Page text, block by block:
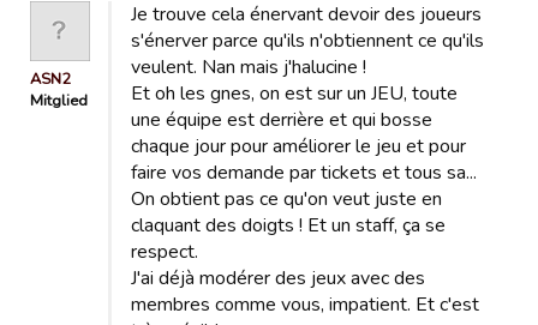
ASN2
Mitglied
Je trouve cela énervant devoir des joueurs
s'énerver parce qu'ils n'obtiennent ce qu'ils
veulent. Nan mais j'halucine !
Et oh les gnes, on est sur un JEU, toute
une équipe est derrière et qui bosse
chaque jour pour améliorer le jeu et pour
faire vos demande par tickets et tous sa...
On obtient pas ce qu'on veut juste en
claquant des doigts ! Et un staff, ça se
respect.
J'ai déjà modérer des jeux avec des
membres comme vous, impatient. Et c'est